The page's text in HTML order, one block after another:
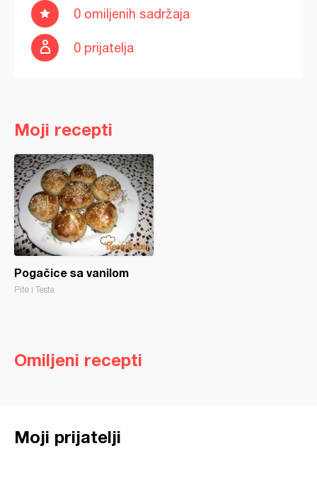
0 omiljenih sadržaja
0 prijatelja
Moji recepti
Pogačice sa vanilom
Pite i Testa
Omiljeni recepti
Moji prijatelji